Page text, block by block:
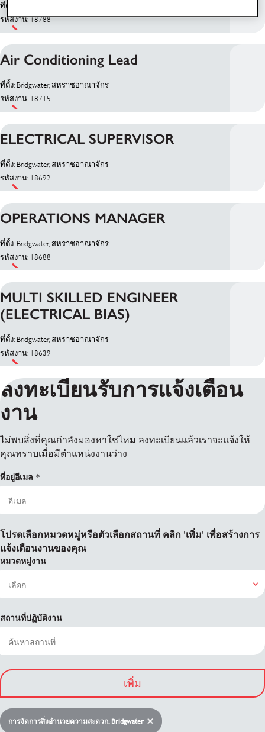
ที่ตั้ง: Bridgwater, สหราชอาณาจักร
รหัสงาน: 18788
Air Conditioning Lead
ที่ตั้ง: Bridgwater, สหราชอาณาจักร
รหัสงาน: 18715
ELECTRICAL SUPERVISOR
ที่ตั้ง: Bridgwater, สหราชอาณาจักร
รหัสงาน: 18692
OPERATIONS MANAGER
ที่ตั้ง: Bridgwater, สหราชอาณาจักร
รหัสงาน: 18688
MULTI SKILLED ENGINEER
(ELECTRICAL BIAS)
ที่ตั้ง: Bridgwater, สหราชอาณาจักร
รหัสงาน: 18639
ลงทะเบียนรับการแจ้งเตือน
งาน
ไม่พบสิ่งที่คุณกำลังมองหาใช่ไหม ลงทะเบียนแล้วเราจะแจ้งให้
คุณทราบเมื่อมีตำแหน่งงานว่าง
ที่อยู่อีเมล
โปรดเลือกหมวดหมู่หรือตัวเลือกสถานที่ คลิก 'เพิ่ม' เพื่อสร้างการ
แจ้งเตือนงานของคุณ
หมวดหมู่งาน
สถานที่ปฏิบัติงาน
เพิ่ม
การจัดการสิ่งอำนวยความสะดวก, Bridgwater